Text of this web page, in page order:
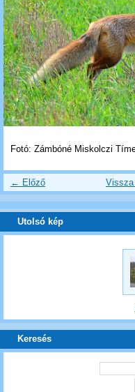
Fotó: Zámbóné Miskolczi
← Előző Vissza
Utolsó kép
Keresés